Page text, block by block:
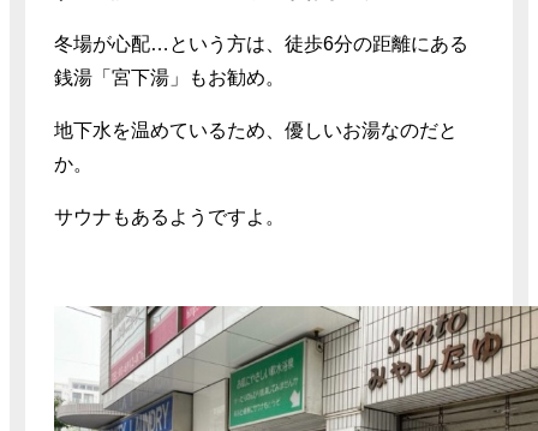
冬場が心配…という方は、徒歩6分の距離にある
銭湯「宮下湯」もお勧め。
地下水を温めているため、優しいお湯なのだと
か。
サウナもあるようですよ。